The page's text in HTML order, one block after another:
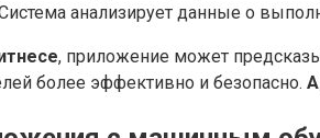
анализирует данные о
, приложение может
более эффективно и безопасно.